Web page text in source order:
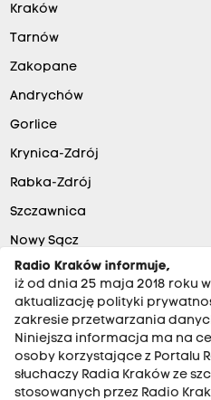
Kraków
Tarnów
Zakopane
Andrychów
Gorlice
Krynica-Zdrój
Rabka-Zdrój
Szczawnica
Nowy Sącz
Radio Kraków informuje,
iż od dnia 25 maja 2018 roku
aktualizację polityki
zakresie przetwarzania
Niniejsza informacja ma na
osoby korzystające z Portalu
słuchaczy Radia Kraków ze
stosowanych przez Radio